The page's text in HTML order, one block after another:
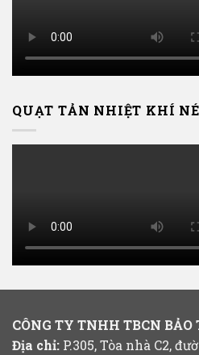
QUẠT TẢN NHIỆT KHÍ
CÔNG TY TNHH TBCN BẢO
Địa chỉ: P.305, Tòa nhà C2,